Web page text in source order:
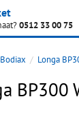
0512 33 00 75
Bodiax Longa
BP300